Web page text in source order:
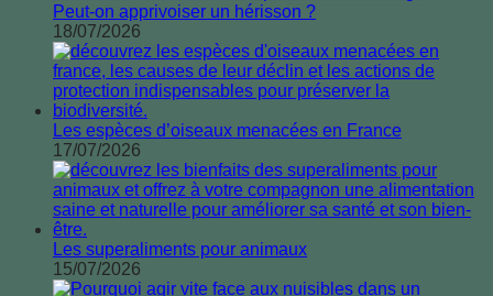
Peut-on apprivoiser un hérisson ?
18/07/2026
Les espèces d’oiseaux menacées en France
17/07/2026
Les superaliments pour animaux
15/07/2026